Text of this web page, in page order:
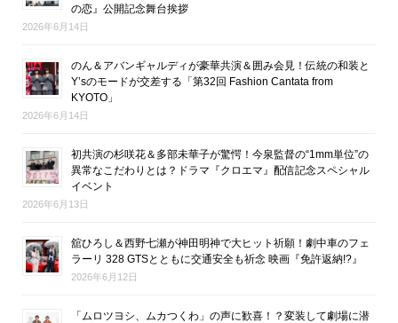
の恋』公開記念舞台挨拶
2026年6月14日
のん＆アバンギャルディが豪華共演＆囲み会見！伝統の和装と
Y’sのモードが交差する「第32回 Fashion Cantata from
KYOTO」
2026年6月14日
初共演の杉咲花＆多部未華子が驚愕！今泉監督の“1mm単位”の
異常なこだわりとは？ドラマ『クロエマ』配信記念スペシャル
イベント
2026年6月13日
舘ひろし＆西野七瀬が神田明神で大ヒット祈願！劇中車のフェ
ラーリ 328 GTSとともに交通安全も祈念 映画『免許返納!?』
2026年6月12日
「ムロツヨシ、ムカつくわ」の声に歓喜！？変装して劇場に潜